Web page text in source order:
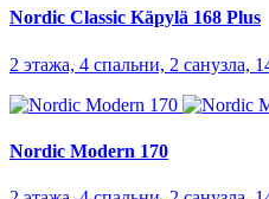
Nordic Classic Käpylä 168 Plus
2 этажа, 4 спальни, 2 санузла,
Nordic Modern 170